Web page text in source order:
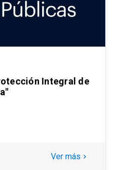
Integral de
Ver más keyboard_arrow_right